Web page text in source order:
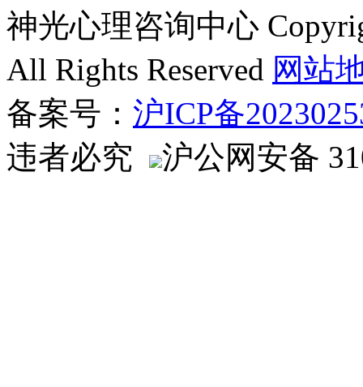
神光心理咨询中心
All Rights Reserved 网站
备案号： 沪ICP备
违者必究
沪公网安备